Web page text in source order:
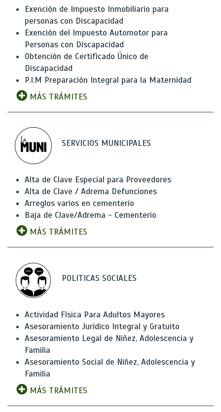
Exención de Impuesto Inmobiliario para
personas con Discapacidad
Exención del Impuesto Automotor para
Personas con Discapacidad
Obtención de Certificado Único de
Discapacidad
P.I.M Preparación Integral para la Maternidad
MÁS TRÁMITES
SERVICIOS MUNICIPALES
Alta de Clave Especial para Proveedores
Alta de Clave / Adrema Defunciones
Arreglos varios en cementerio
Baja de Clave/Adrema - Cementerio
MÁS TRÁMITES
POLITICAS SOCIALES
Actividad Física Para Adultos Mayores
Asesoramiento Jurídico Integral y Gratuito
Asesoramiento Legal de Niñez, Adolescencia y
Familia
Asesoramiento Social de Niñez, Adolescencia y
Familia
MÁS TRÁMITES